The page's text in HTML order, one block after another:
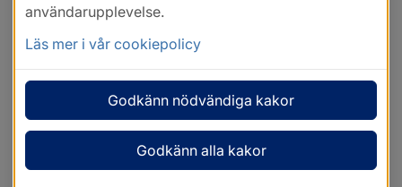
användarupplevelse.
Läs mer i vår cookiepolicy
Godkänn nödvändiga kakor
Godkänn alla kakor